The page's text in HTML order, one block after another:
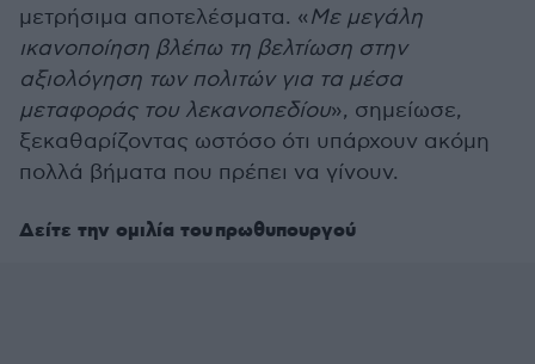
μετρήσιμα αποτελέσματα. «Με μεγάλη
ικανοποίηση βλέπω τη βελτίωση στην
αξιολόγηση των πολιτών για τα μέσα
μεταφοράς του λεκανοπεδίου», σημείωσε,
ξεκαθαρίζοντας ωστόσο ότι υπάρχουν ακόμη
πολλά βήματα που πρέπει να γίνουν.
Δείτε την ομιλία του πρωθυπουργού